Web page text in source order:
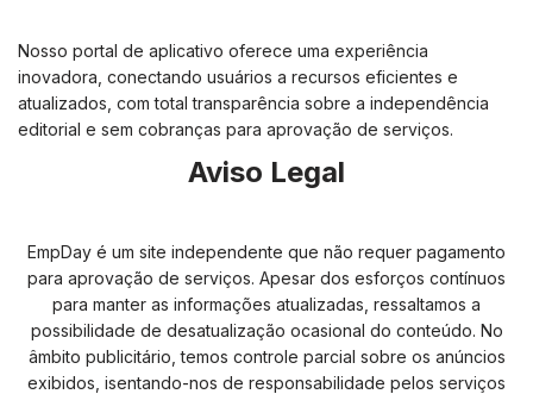
Nosso portal de aplicativo oferece uma experiência
inovadora, conectando usuários a recursos eficientes e
atualizados, com total transparência sobre a independência
editorial e sem cobranças para aprovação de serviços.
Aviso Legal
EmpDay é um site independente que não requer pagamento
para aprovação de serviços. Apesar dos esforços contínuos
para manter as informações atualizadas, ressaltamos a
possibilidade de desatualização ocasional do conteúdo. No
âmbito publicitário, temos controle parcial sobre os anúncios
exibidos, isentando-nos de responsabilidade pelos serviços